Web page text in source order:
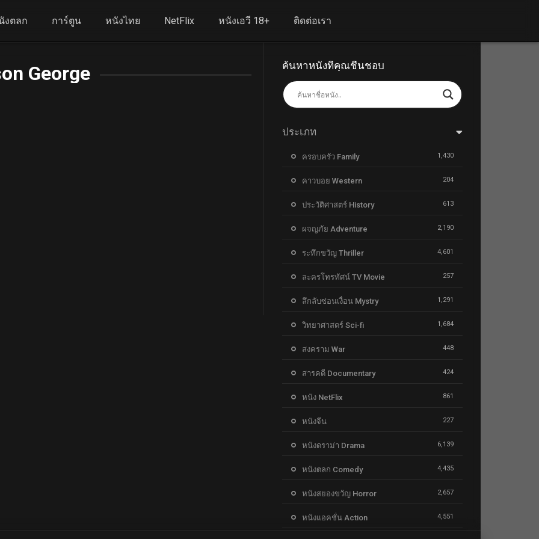
งตลก การ์ตูน หนังไทย NetFlix หนังเอวี 18+ ติดต่อเรา
George ค้นหาหนังที่คุณชื่นชอบ
ประเภท
ครอบครัว Family 1,430
คาวบอย Western 204
ประวัติศาสตร์ History 613
ผจญภัย Adventure 2,190
ระทึกขวัญ Thriller 4,601
ละครโทรทัศน์ TV Movie 257
ลึกลับซ่อนเงื่อน Mystry 1,291
วิทยาศาสตร์ Sci-fi 1,684
สงคราม War 448
สารคดี Documentary 424
หนัง NetFlix 861
หนังจีน 227
หนังดราม่า Drama 6,139
หนังตลก Comedy 4,435
หนังสยองขวัญ Horror 2,657
หนังแอคชั่น Action 4,551